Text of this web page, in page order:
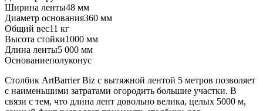
Ширина ленты48 мм
Диаметр основания360 мм
Общий вес11 кг
Высота стойки1000 мм
Длина ленты5 000 мм
Основаниеполуконус
Столбик ArtBarrier Biz с вытяжной лентой 5 метров позволяет
с наименьшими затратами огородить большие участки. В
связи с тем, что длина лент довольно велика, целых 5000 м,